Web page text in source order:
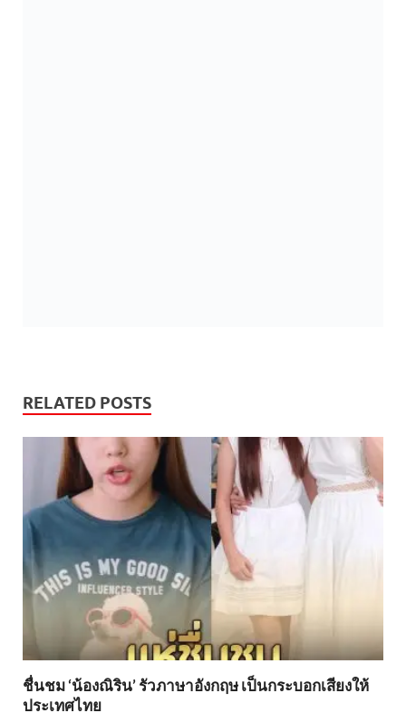
RELATED POSTS
ชื่นชม ‘น้องณิริน’ รัวภาษาอังกฤษ เป็นกระบอกเสียงให้
ประเทศไทย